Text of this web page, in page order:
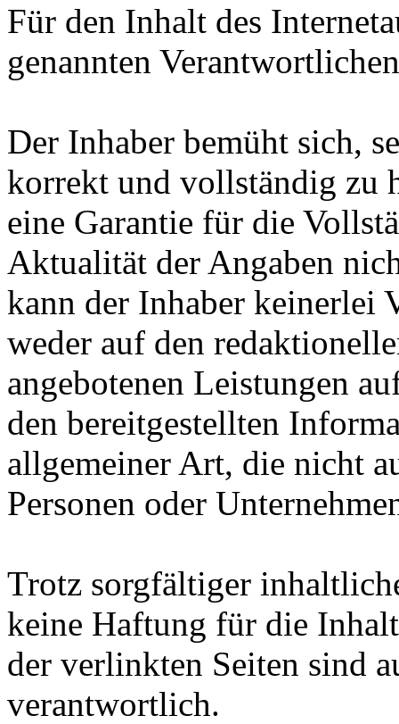
Für den Inhalt des
genannten
Der Inhaber bemüht sich,
korrekt und vollständig zu
eine Garantie für die
Aktualität der Angaben
kann der Inhaber keinerlei
weder auf den
angebotenen Leistungen
den bereitgestellten
allgemeiner Art, die nicht
Personen oder
Trotz sorgfältiger
keine Haftung für die
der verlinkten Seiten sind
verantwortlich.